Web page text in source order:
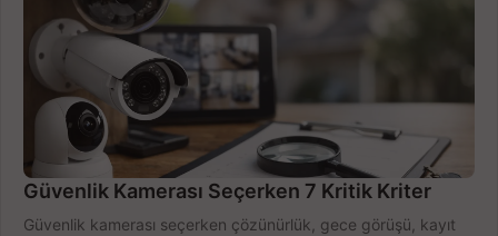
Güvenlik Kamerası Seçerken 7 Kritik Kriter
Güvenlik kamerası seçerken çözünürlük, gece görüşü, kayıt